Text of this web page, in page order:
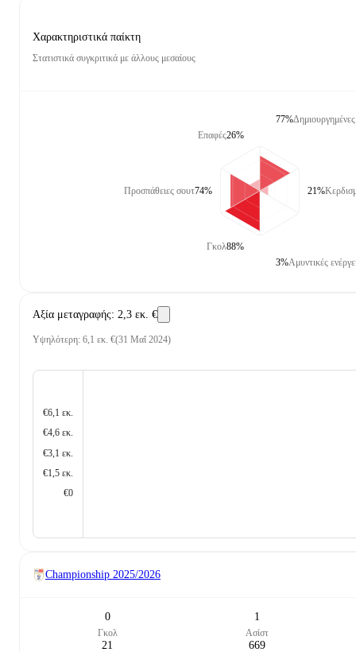
Χαρακτηριστικά παίκτη
Στατιστικά συγκριτικά με άλλους μεσαίους
Επαφές26%
Προσπάθειες σουτ74%
Γκολ88%
Δημιουργημένες
77%
21%
Αμυντικές
3%
Αξία μεταγραφής: 2,3 εκ. €
Υψηλότερη: 6,1 εκ. €(31 Μαΐ 2024)
€6,1 εκ.
€4,6 εκ.
€3,1 εκ.
€1,5 εκ.
€0
Championship 2025/2026
0
Γκολ
1
Ασίστ
21 669